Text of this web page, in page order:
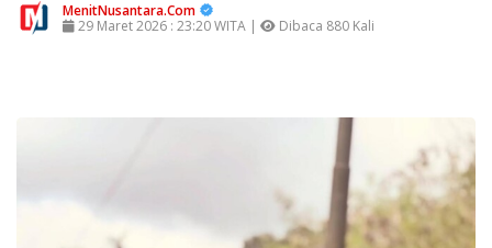
MenitNusantara.Com
29 Maret 2026 : 23:20 WITA |
Dibaca 880 Kali